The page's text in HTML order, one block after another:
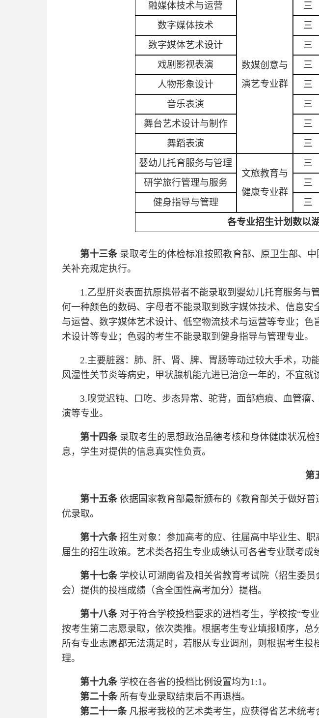
融媒体技术与运营
数媒创意与
演艺专业群
三
数字媒体技术
三
数字媒体艺术设计
三
戏剧影视表演
三
人物形象设计
三
音乐表演
三
舞台艺术设计与制作
三
舞蹈表演
三
婴幼儿托育服务与管理
文旅教育与
健康专业群
三
研学旅行管理与服务
三
健身指导与管理
三
各专业招生计划数以
第十三条 录取考生的体检标准按照教育部、原卫生部、
关补充规定执行。
1.乙型肝炎表面抗原携带者不能录取到婴幼儿托育服务与
何一种颜色的数码、字母者不能录取到数字媒体技术、信息
与运营、数字媒体艺术设计、低空物流技术与运营等专业；
术设计等专业；色弱的考生不能录取到健身指导与管理专业。
2.主要脏器：肺、肝、肾、脾、胃肠等动过较大手术，功
风湿性关节炎等病史，甲状腺机能亢进已治愈一年的，不宜就
3.嗅觉迟钝、口吃、步态异常、驼背，面部疤痕、血管瘤
演等专业。
第十四条 录取考生的思想政治品德考核和身体健康状况
息，学生对提供的信息真实性负责。
第
第十五条 依据国家教育部最新颁布的《教育部关于做好
优录取。
第十六条 招生对象：参加高考的应、往届高中毕业生、
届生的招生政策。艺术类各招生专业成绩认可各省专业联考成
第十七条 学校认可湖南省及相关省教育考试院（招生委
会）提供的投档成绩（含全国性高考加分）提档。
第十八条 对于符合学校投档要求的进档考生，学校按“专
按考生第二志愿录取，依次类推。根据考生专业填报顺序，
所有专业志愿都无法满足时，若服从专业调剂，则根据考生
理。
第十九条 学校在各省的投档比例设置均为1:1。
第二十条 所有专业录取结束后不再退档。
第二十一条 凡报考我校的艺术类考生，应获得省艺术统考